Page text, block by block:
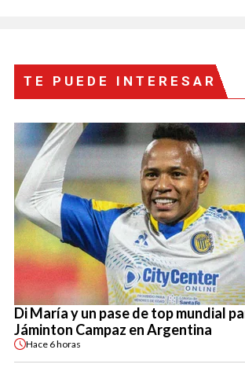
TE PUEDE INTERESAR
Di María y un pase de top mundial
Jáminton Campaz en Argentina
Hace 6 horas